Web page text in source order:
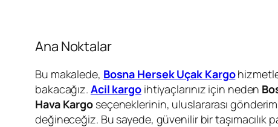
Ana Noktalar
Bu makalede, Bosna Hersek Uçak Kargo
bakacağız. Acil kargoihtiyaçlarınız için neden
Hava Kargo seçeneklerinin, uluslararası
değineceğiz. Bu sayede, güvenilir bir taşımacılık